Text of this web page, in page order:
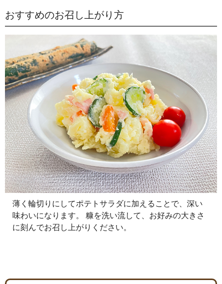
おすすめのお召し上がり方
薄く輪切りにしてポテトサラダに加えることで、深い
味わいになります。
糠を洗い流して、お好みの大きさ
に刻んでお召し上がりください。